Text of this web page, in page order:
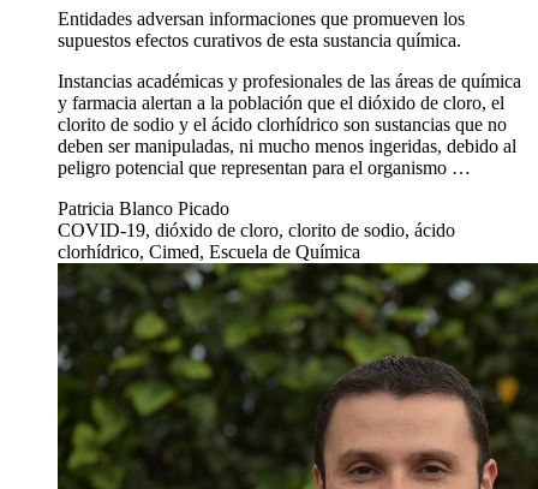
Entidades adversan informaciones que promueven los
supuestos efectos curativos de esta sustancia química.
Instancias académicas y profesionales de las áreas de química
y farmacia alertan a la población que el dióxido de cloro, el
clorito de sodio y el ácido clorhídrico son sustancias que no
deben ser manipuladas, ni mucho menos ingeridas, debido al
peligro potencial que representan para el organismo …
Patricia Blanco Picado
COVID-19, dióxido de cloro, clorito de sodio, ácido
clorhídrico, Cimed, Escuela de Química